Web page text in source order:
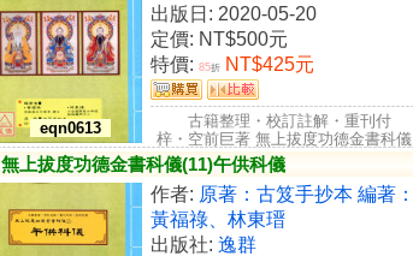
eqn0613
出版日: 2020-05-20
定價: NT$500元
特價: 85折 NT$425元
古籍整理・校訂註解・重刊付
梓・空前巨著 無上拔度功德金書科儀
(13) 無上九幽 打城拔度...
無上拔度功德金書科儀(11)午供科儀
作者: 原著：古笈手抄本 編著：
黃福祿、林東瑨
出版社: 逸群